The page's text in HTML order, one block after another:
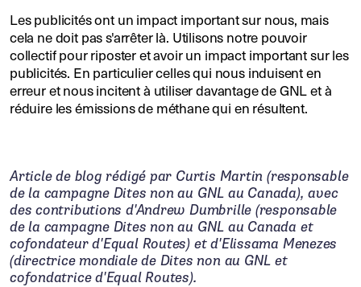
Les publicités ont un impact important sur nous, mais
cela ne doit pas s'arrêter là. Utilisons notre pouvoir
collectif pour riposter et avoir un impact important sur les
publicités. En particulier celles qui nous induisent en
erreur et nous incitent à utiliser davantage de GNL et à
réduire les émissions de méthane qui en résultent.
Article de blog rédigé par Curtis Martin (responsable
de la campagne Dites non au GNL au Canada), avec
des contributions d'Andrew Dumbrille (responsable
de la campagne Dites non au GNL au Canada et
cofondateur d'Equal Routes) et d'Elissama Menezes
(directrice mondiale de Dites non au GNL et
cofondatrice d'Equal Routes).